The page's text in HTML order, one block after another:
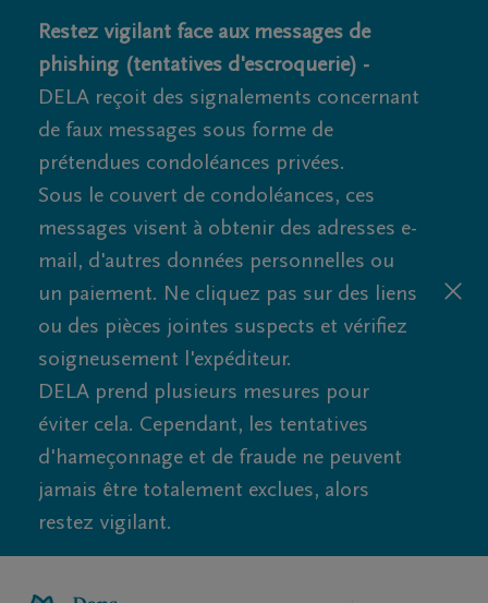
Restez vigilant face aux messages de
phishing (tentatives d'escroquerie) -
DELA reçoit des signalements concernant
de faux messages sous forme de
prétendues condoléances privées.
Sous le couvert de condoléances, ces
messages visent à obtenir des adresses e-
mail, d'autres données personnelles ou
un paiement. Ne cliquez pas sur des liens
ou des pièces jointes suspects et vérifiez
soigneusement l'expéditeur.
DELA prend plusieurs mesures pour
éviter cela. Cependant, les tentatives
d'hameçonnage et de fraude ne peuvent
jamais être totalement exclues, alors
restez vigilant.